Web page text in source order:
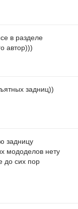
в разделе
автор)))
задниц))
задницу
мододелов нету
до сих пор